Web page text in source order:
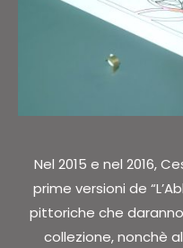
Nel 2015 e nel 2016,
prime versioni de
pittoriche che
collezione, nonchè al